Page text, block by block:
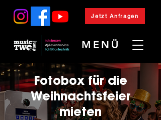
MENÜ
Jetzt Anfragen
Fotobox für die
Weihnachtsfeier
mieten